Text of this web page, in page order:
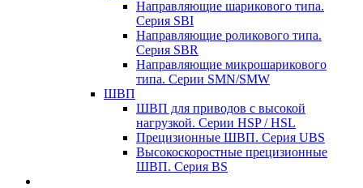
Направляющие шарикового типа.
Серия SBI
Направляющие роликового типа.
Серия SBR
Направляющие микрошарикового
типа. Серии SMN/SMW
ШВП
ШВП для приводов с высокой
нагрузкой. Серии HSP / HSL
Прецизионные ШВП. Серия UBS
Высокоскоростные прецизионные
ШВП. Серия BS